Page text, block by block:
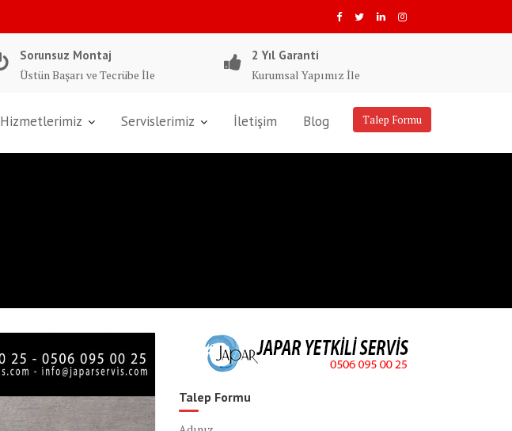
Sorunsuz Montaj
Üstün Başarı ve Tecrübe İle
2 Yıl Garanti
Kurumsal Yapımız İle
Talep Formu
Hizmetlerimiz Servislerimiz İletişim Blog
Talep Formu